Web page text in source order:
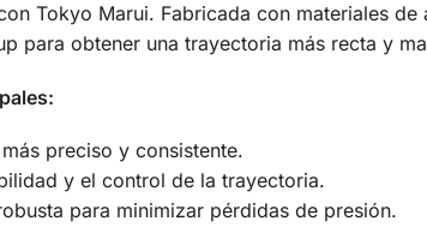
Tokyo Marui. Fabricada con materiales
para obtener una trayectoria más recta y
preciso y consistente.
y el control de la trayectoria.
para minimizar pérdidas de presión.